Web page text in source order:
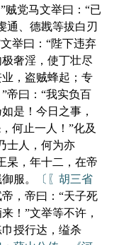
贼党马文举曰：“已
通、德戡等拔白刃
举曰：“陛下违弃
奢淫，使丁壮尽
，盗贼蜂起；专
帝曰：“我实负百
是！今日之事，
何止一人！”化及
士人，何为亦
杲，年十二，在帝
服。
〔〖胡三省
，帝曰：“天子死
！”文举等不许，
授行达，缢杀